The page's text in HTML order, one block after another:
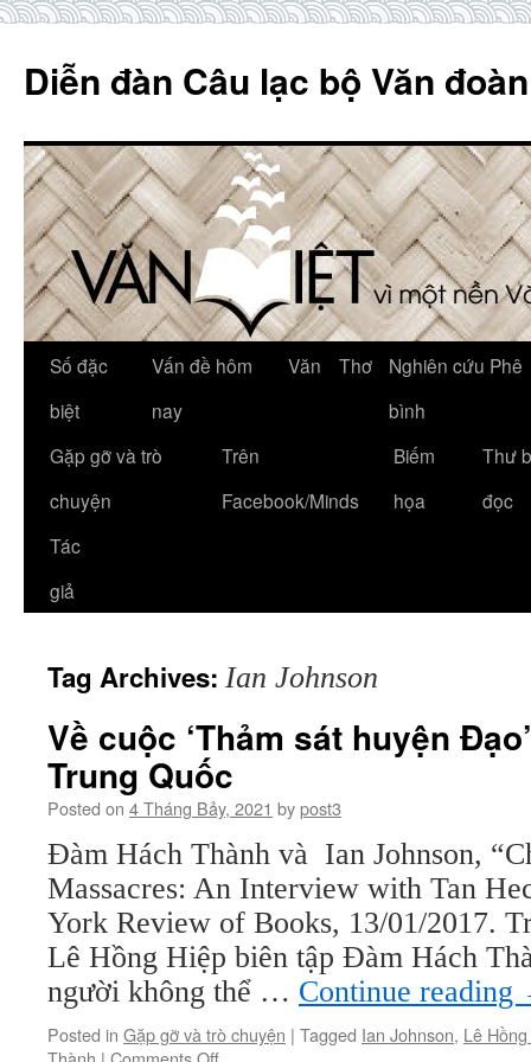
content
Diễn đàn Câu lạc bộ Văn
Số đặc
biệt
Vấn đề hôm
nay
Văn Thơ
Nghiên cứu Phê
bình
Gặp gỡ và trò
chuyện
Trên
Facebook/Minds
Biếm
họa
Thư
đọc
Tác
giả
Tag Archives: Ian Johnson
Về cuộc ‘Thảm sát huyện
Trung Quốc
Posted on 4 Tháng Bảy, 2021 bypost3
Đàm Hách Thành và Ian Johnson,
Massacres: An Interview with Tan
York Review of Books, 13/01/2017.
Lê Hồng Hiệp biên tập Đàm Hách
người không thể … Continue reading
Posted in Gặp gỡ và trò chuyện | Tagged Ian Johnson, Lê
on